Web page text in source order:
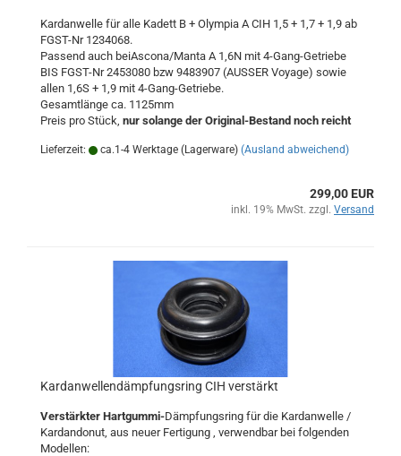
Kardanwelle für alle Kadett B + Olympia A CIH 1,5 + 1,7 + 1,9 ab
FGST-Nr 1234068.
Passend auch beiAscona/Manta A 1,6N mit 4-Gang-Getriebe
BIS FGST-Nr 2453080 bzw 9483907 (AUSSER Voyage) sowie
allen 1,6S + 1,9 mit 4-Gang-Getriebe.
Gesamtlänge ca. 1125mm
Preis pro Stück, nur solange der Original-Bestand noch reicht
Lieferzeit: ca.1-4 Werktage (Lagerware) (Ausland abweichend)
299,00 EUR
inkl. 19% MwSt. zzgl. Versand
Kardanwellendämpfungsring CIH verstärkt
Verstärkter Hartgummi-Dämpfungsring für die Kardanwelle /
Kardandonut, aus neuer Fertigung , verwendbar bei folgenden
Modellen: